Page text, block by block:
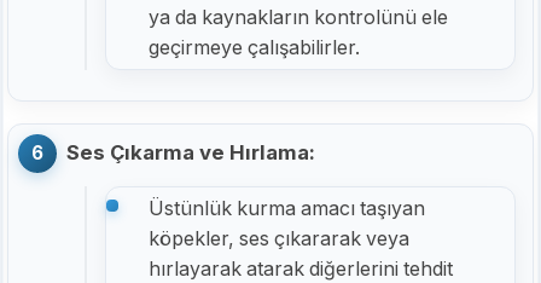
ya da kaynakların kontrolünü ele
geçirmeye çalışabilirler.
Ses Çıkarma ve Hırlama:
Üstünlük kurma amacı taşıyan
köpekler, ses çıkararak veya
hırlayarak atarak diğerlerini tehdit